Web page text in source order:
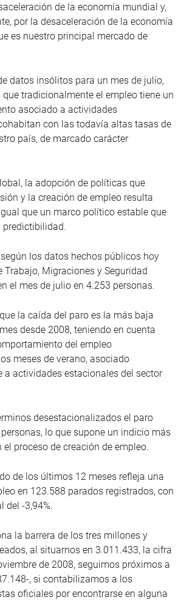
de la economía mundial y,
por la desaceleración de la economía
es nuestro principal mercado de
datos insólitos para un mes de julio,
tradicionalmente el empleo tiene un
asociado a actividades
con las todavía altas tasas de
país, de marcado carácter
la adopción de políticas que
y la creación de empleo resulta
que un marco político estable que
predictibilidad.
los datos hechos públicos hoy
Trabajo, Migraciones y Seguridad
el mes de julio en 4.253 personas.
la caída del paro es la más baja
desde 2008, teniendo en cuenta
del empleo
meses de verano, asociado
a actividades estacionales del sector
desestacionalizados el paro
lo que supone un indicio más
proceso de creación de empleo.
de los últimos 12 meses refleja una
en 123.588 parados registrados, con
del -3,94%.
la barrera de los tres millones y
al situarnos en 3.011.433, la cifra
de 2008, seguimos próximos a
, si contabilizamos a los
oficiales por encontrarse en alguna